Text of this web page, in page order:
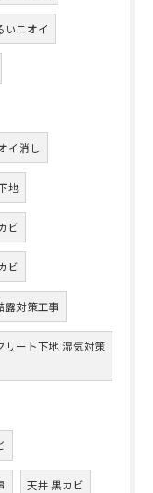
いニオイ
イ消し
地
ビ
ビ
露対策工事
リート下地 湿気対策
天井 黒カビ